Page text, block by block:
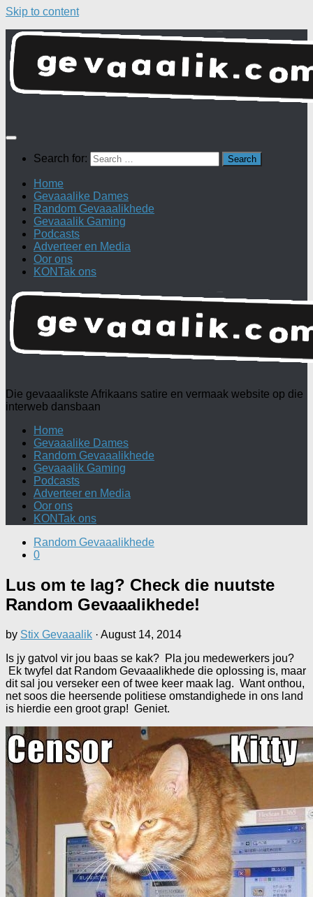
Skip to content
Search for:
Home
Gevaaalike Dames
Random Gevaaalikhede
Gevaaalik Gaming
Podcasts
Adverteer en Media
Oor ons
KONTak ons
Die gevaaalikste Afrikaans satire en vermaak website op die
interweb dansbaan
Home
Gevaaalike Dames
Random Gevaaalikhede
Gevaaalik Gaming
Podcasts
Adverteer en Media
Oor ons
KONTak ons
Random Gevaaalikhede
0
Lus om te lag? Check die nuutste
Random Gevaaalikhede!
by Stix Gevaaalik · August 14, 2014
Is jy gatvol vir jou baas se kak? Pla jou medewerkers jou?
Ek twyfel dat Random Gevaaalikhede die oplossing is, maar
dit sal jou verseker een of twee keer maak lag. Want onthou,
net soos die heersende politiese omstandighede in ons land
is hierdie een groot grap! Geniet.